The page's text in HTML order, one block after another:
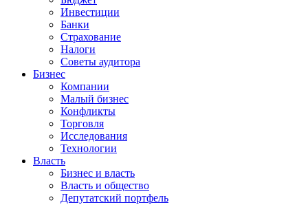
Инвестиции
Банки
Страхование
Налоги
Советы аудитора
Бизнес
Компании
Малый бизнес
Конфликты
Торговля
Исследования
Технологии
Власть
Бизнес и власть
Власть и общество
Депутатский портфель